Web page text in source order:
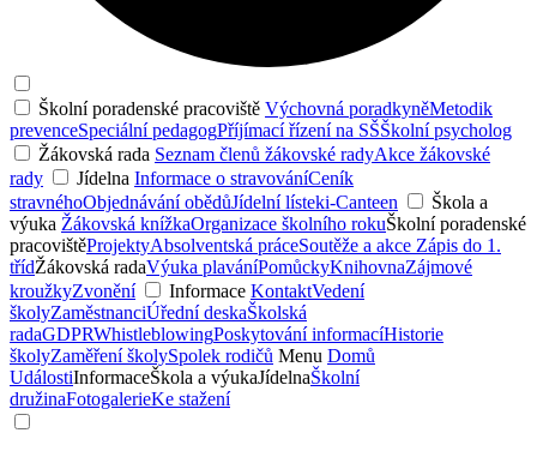
Školní poradenské pracoviště Výchovná poradkyněMetodik
prevenceSpeciální pedagogPříjímací řízení na SŠŠkolní psycholog
Žákovská rada Seznam členů žákovské radyAkce žákovské
rady
Jídelna Informace o stravováníCeník
stravnéhoObjednávání obědůJídelní lísteki-Canteen
Škola a
výuka Žákovská knížkaOrganizace školního rokuŠkolní poradenské
pracovištěProjektyAbsolventská práceSoutěže a akce Zápis do 1.
třídŽákovská radaVýuka plaváníPomůckyKnihovnaZájmové
kroužkyZvonění Informace KontaktVedení
školyZaměstnanciÚřední deskaŠkolská
radaGDPRWhistleblowingPoskytování informacíHistorie
školyZaměření školySpolek rodičů Menu Domů
UdálostiInformaceŠkola a výukaJídelnaŠkolní
družinaFotogalerieKe stažení